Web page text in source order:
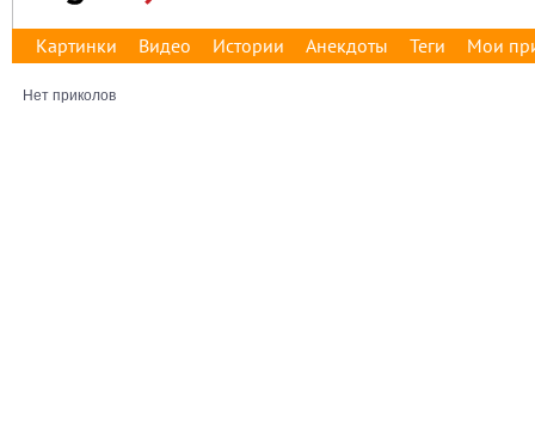
Картинки Видео Истории Анекдоты Теги Мои
Нет приколов